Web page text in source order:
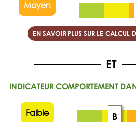
Moyen
EN SAVOIR PLUS SUR LE CALCUL
INDICATEUR COMPORTEMENT
Faible B